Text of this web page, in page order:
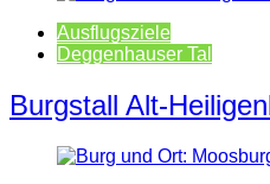
Ausflugsziele
Deggenhauser Tal
Burgstall Alt-